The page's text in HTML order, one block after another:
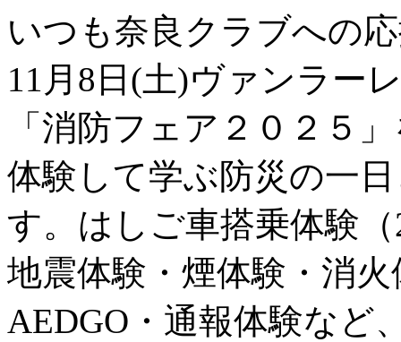
いつも奈良クラブへの
11月8日(土)ヴァンラー
「消防フェア２０２５
体験して学ぶ防災の一
す。はしご⾞搭乗体験
地震体験・煙体験・消
AEDGO・通報体験など